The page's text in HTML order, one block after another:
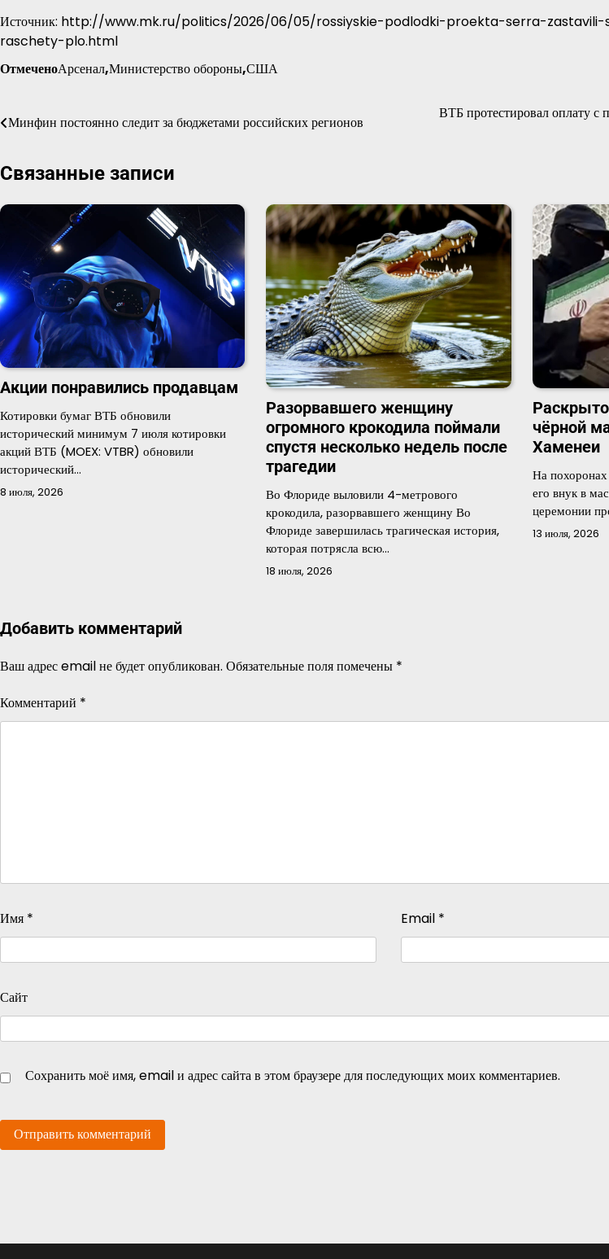
Источник: http://www.mk.ru/politics/2026/06/05/rossiyskie-podlodki-proekta-serra-
raschety-plo.html
ОтмеченоАрсенал,Министерство обороны,США
Навигация
записям
Минфин постоянно следит за бюджетами российских регионов
ВТБ протестировал оплату
Связанные записи
Акции понравились продавцам
Котировки бумаг ВТБ обновили
исторический минимум 7 июля котировки
акций ВТБ (MOEX: VTBR) обновили
исторический…
8 июля, 2026
Разорвавшего женщину
огромного крокодила поймали
спустя несколько недель после
трагедии
Во Флориде выловили 4-метрового
крокодила, разорвавшего женщину Во
Флориде завершилась трагическая история,
которая потрясла всю…
18 июля, 2026
чёрной
Хаменеи
На
его внук в
церемонии
13 июля, 2026
Добавить комментарий
Ваш адрес email не будет опубликован. Обязательные поля помечены *
Комментарий *
Имя * Email *
Сайт
Сохранить моё имя, email и адрес сайта в этом браузере для последующих моих комментариев.